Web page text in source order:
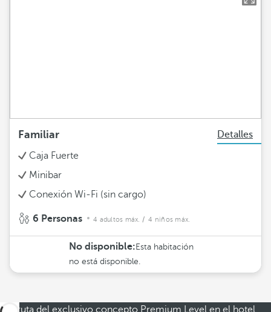
Familiar
Detalles
Caja Fuerte
Minibar
Conexión Wi-Fi (sin cargo)
6 Personas 4 adultos máx. / 4 niños máx.
No disponible:Esta habitación
no está disponible.
Disfruta del exclusivo concepto Premium Level en el hotel